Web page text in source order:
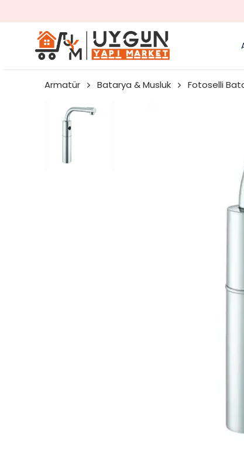
Armatür Batarya & Musluk Fotoselli